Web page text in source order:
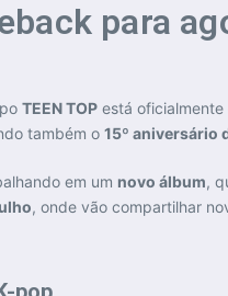
para
TEEN TOP está
também o 15º aniversário
em um novo álbum,
, onde vão compartilhar